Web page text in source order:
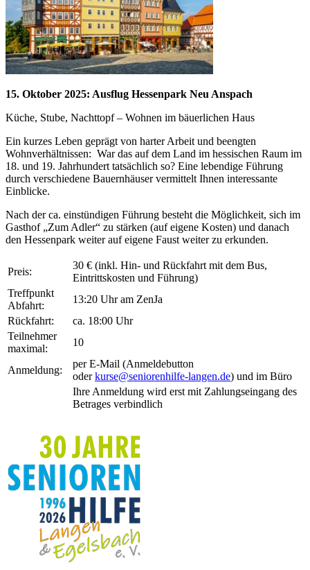
15. Oktober 2025: Ausflug Hessenpark Neu Anspach
Küche, Stube, Nachttopf – Wohnen im bäuerlichen Haus
Ein kurzes Leben geprägt von harter Arbeit und beengten
Wohnverhältnissen: War das auf dem Land im hessischen Raum im
18. und 19. Jahrhundert tatsächlich so? Eine lebendige Führung
durch verschiedene Bauernhäuser vermittelt Ihnen interessante
Einblicke.
Nach der ca. einstündigen Führung besteht die Möglichkeit, sich im
Gasthof „Zum Adler“ zu stärken (auf eigene Kosten) und danach
den Hessenpark weiter auf eigene Faust weiter zu erkunden.
Preis:
30 € (inkl. Hin- und Rückfahrt mit dem Bus,
Eintrittskosten und Führung)
Treffpunkt
Abfahrt:
13:20 Uhr am ZenJa
Rückfahrt:
ca. 18:00 Uhr
Teilnehmer
maximal:
10
Anmeldung:
per E-Mail (Anmeldebutton
oderkurse@seniorenhilfe-langen.de) und im Büro
Ihre Anmeldung wird erst mit Zahlungseingang des
Betrages verbindlich